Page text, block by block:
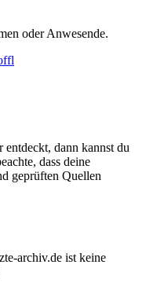
oder Anwesende.
entdeckt, dann kannst du
dass deine
geprüften Quellen
archiv.de ist keine